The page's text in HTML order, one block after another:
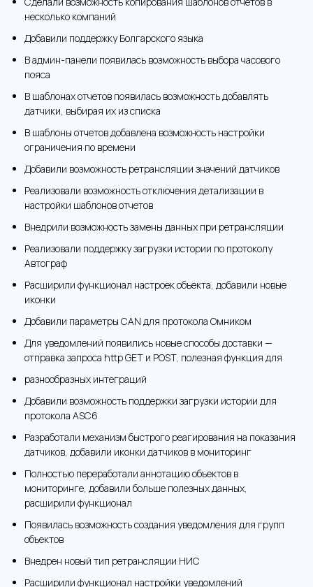
несколько компаний
Добавили поддержку Болгарского языка
В админ-панели появилась возможность выбора часового
пояса
В шаблонах отчетов появилась возможность добавлять
датчики, выбирая их из списка
В шаблоны отчетов добавлена возможность настройки
ограничения по времени
Добавили возможность ретрансляции значений датчиков
Реализовали возможность отключения детализации в
настройки шаблонов отчетов
Внедрили возможность замены данных при ретрансляции
Реализовали поддержку загрузки истории по протоколу
Автограф
Расширили функционал настроек объекта, добавили новые
иконки
Добавили параметры CAN для протокола Омником
Для уведомлений появились новые способы доставки —
отправка запроса http GET и POST, полезная функция для
разнообразных интеграций
Добавили возможность поддержки загрузки истории для
протокола ASC6
Разработали механизм быстрого реагирования на показания
датчиков, добавили иконки датчиков в мониторинг
Полностью переработали аннотацию объектов в
мониторинге, добавили больше полезных данных,
расширили функционал
Появилась возможность создания уведомления для групп
объектов
Внедрен новый тип ретрансляции НИС
Расширили функционал настройки уведомлений